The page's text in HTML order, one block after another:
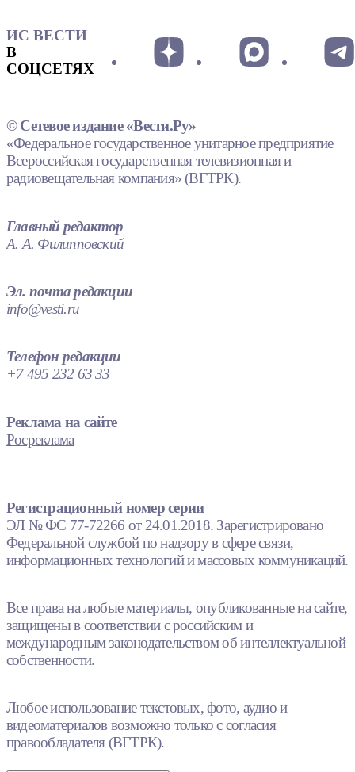
ИС ВЕСТИ
В
СОЦСЕТЯХ
© Сетевое издание «Вести.Ру»
«Федеральное государственное унитарное предприятие
Всероссийская государственная телевизионная и
радиовещательная компания» (ВГТРК).
Главный редактор
А. А. Филипповский
Эл. почта редакции
info@vesti.ru
Телефон редакции
+7 495 232 63 33
Реклама на сайте
Росреклама
Регистрационный номер серии
ЭЛ № ФС 77-72266 от 24.01.2018. Зарегистрировано
Федеральной службой по надзору в сфере связи,
информационных технологий и массовых коммуникаций.
Все права на любые материалы, опубликованные на сайте,
защищены в соответствии с российским и
международным законодательством об интеллектуальной
собственности.
Любое использование текстовых, фото, аудио и
видеоматериалов возможно только с согласия
правообладателя (ВГТРК).